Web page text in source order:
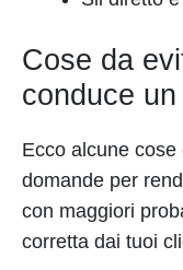
Cose da
conduce
Ecco alcune
domande per
con maggiori
corretta dai tuoi